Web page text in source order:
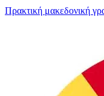
Πρακτική μακεδονική